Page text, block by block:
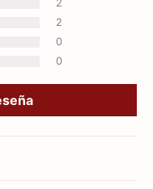
2
2
0
0